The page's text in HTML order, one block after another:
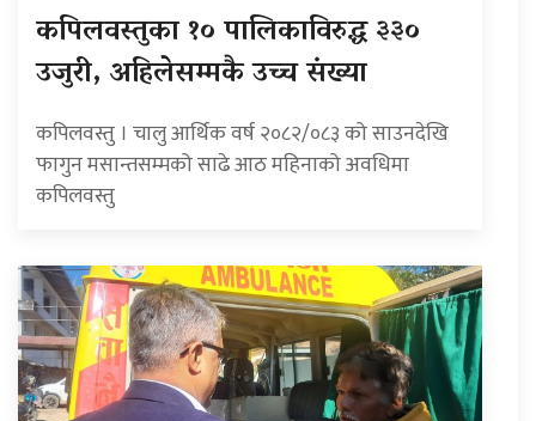
कपिलवस्तुका १० पालिकाविरुद्ध ३३०
उजुरी, अहिलेसम्मकै उच्च संख्या
कपिलवस्तु । चालु आर्थिक वर्ष २०८२/०८३ को साउनदेखि
फागुन मसान्तसम्मको साढे आठ महिनाको अवधिमा
कपिलवस्तु